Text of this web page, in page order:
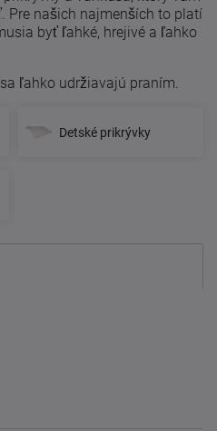
Pre našich najmenších to platí
byť ľahké, hrejivé a ľahko
ľahko udržiavajú praním.
Detské prikrývky